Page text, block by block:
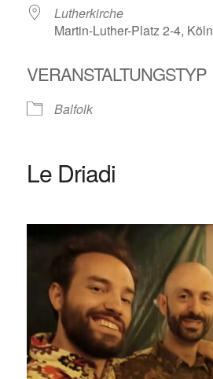
Lutherkirche
Martin-Luther-Platz 2-4,
VERANSTALTUNGSTYP
Balfolk
Le Driadi